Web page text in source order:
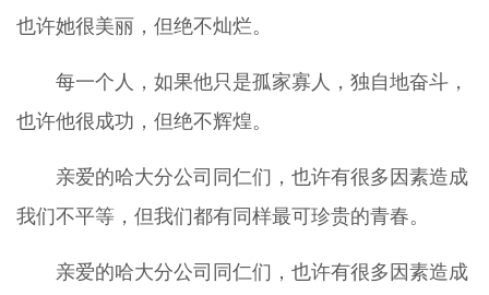
也许她很美丽，但绝不灿烂。
每一个人，如果他只是孤家寡人，独自地奋斗，
也许他很成功，但绝不辉煌。
亲爱的哈大分公司同仁们，也许有很多因素造成
我们不平等，但我们都有同样最可珍贵的青春。
亲爱的哈大分公司同仁们，也许有很多因素造成